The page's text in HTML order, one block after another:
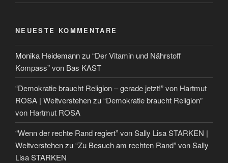
NEUESTE KOMMENTARE
Monika Heidemannzu“Der Vitamin und Nährstoff
Kompass” von Bas KAST
“Demokratie braucht Religion – gerade jetzt!” von Hartmut
ROSA | Weltverstehenzu“Demokratie braucht Religion”
von Hartmut ROSA
“Wenn der rechte Rand regiert” von Sally Lisa STARKEN |
Weltverstehenzu“Zu Besuch am rechten Rand” von Sally
Lisa STARKEN